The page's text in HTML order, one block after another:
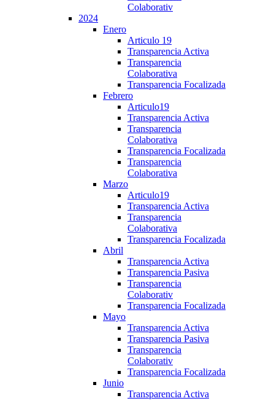
Colaborativ
2024
Enero
Articulo 19
Transparencia Activa
Transparencia
Colaborativa
Transparencia Focalizada
Febrero
Articulo19
Transparencia Activa
Transparencia
Colaborativa
Transparencia Focalizada
Transparencia
Colaborativa
Marzo
Articulo19
Transparencia Activa
Transparencia
Colaborativa
Transparencia Focalizada
Abril
Transparencia Activa
Transparencia Pasiva
Transparencia
Colaborativ
Transparencia Focalizada
Mayo
Transparencia Activa
Transparencia Pasiva
Transparencia
Colaborativ
Transparencia Focalizada
Junio
Transparencia Activa